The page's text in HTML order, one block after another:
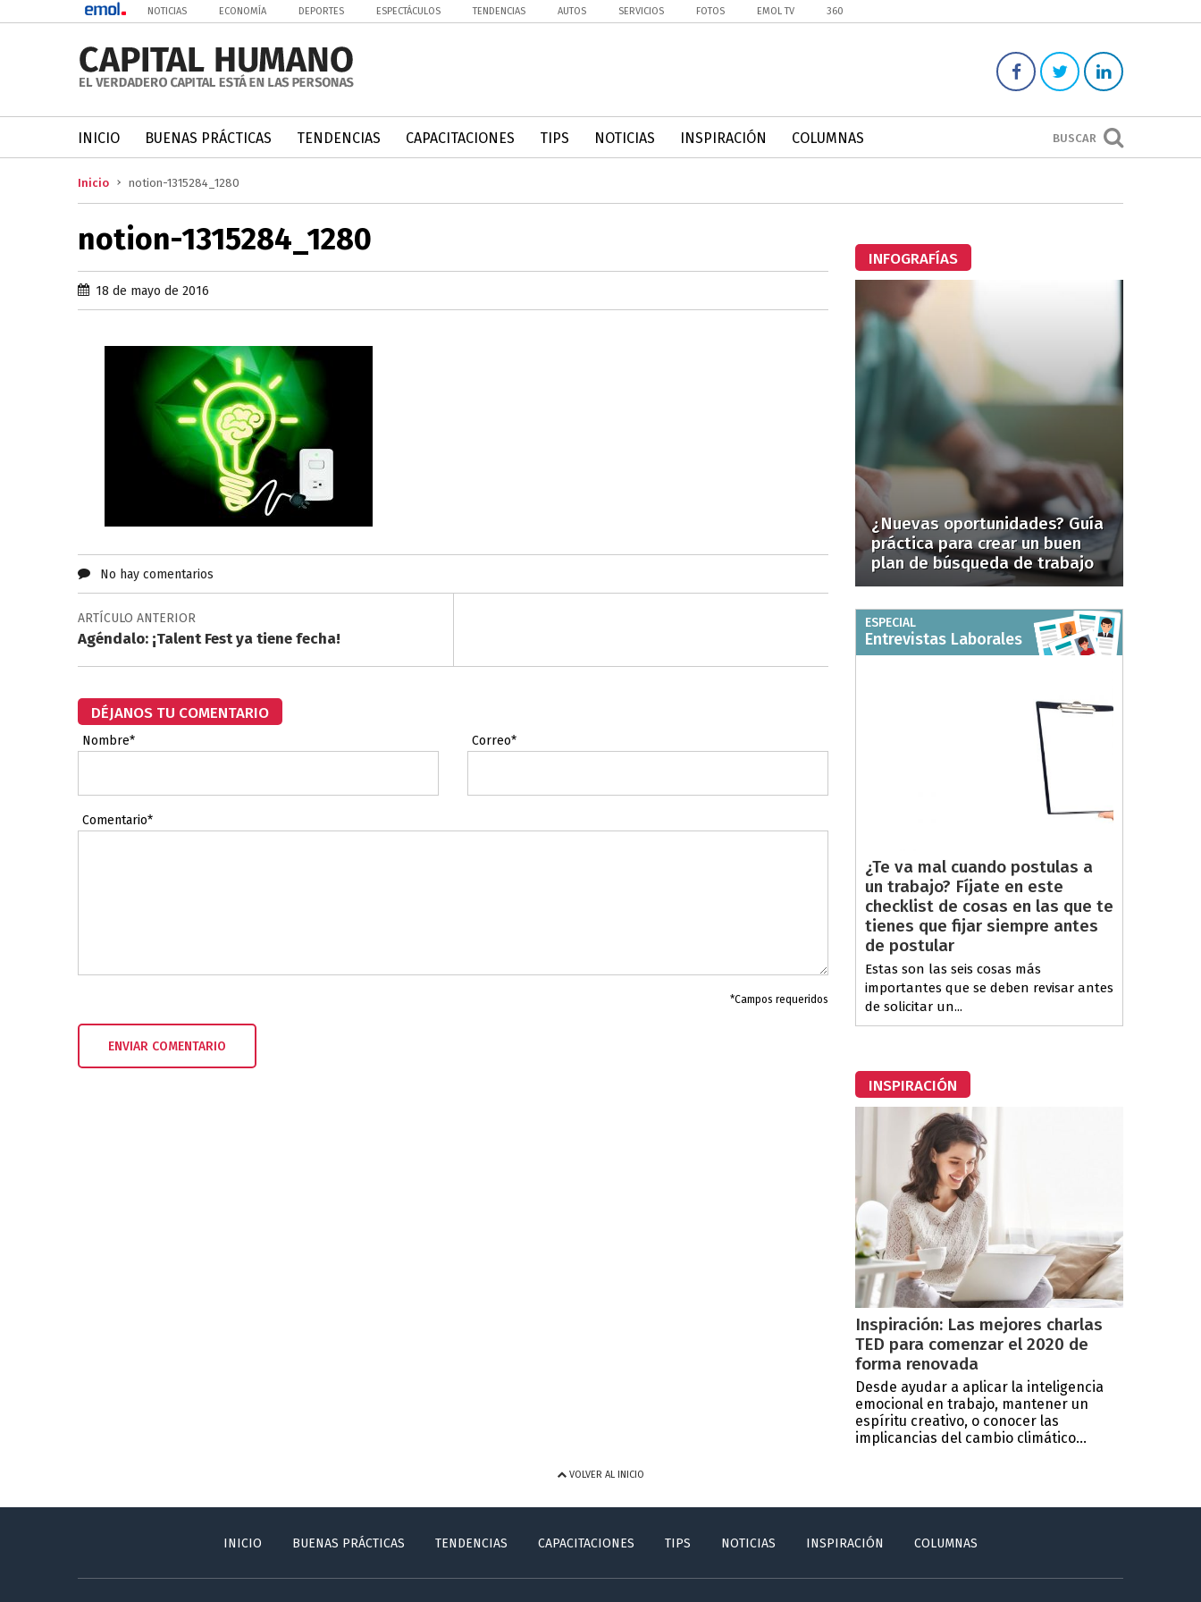
NOTICIAS ECONOMÍA DEPORTES ESPECTÁCULOS TENDENCIAS AUTOS SERVICIOS FOTOS EMOL TV 360
BUSCAR
INICIO BUENAS PRÁCTICAS TENDENCIAS CAPACITACIONES TIPS NOTICIAS INSPIRACIÓN COLUMNAS
Inicio notion-1315284_1280
notion-1315284_1280
18 de mayo de 2016
No hay comentarios
ARTÍCULO ANTERIOR
Agéndalo: ¡Talent Fest ya tiene fecha!
DÉJANOS TU COMENTARIO
Nombre* Correo*
Comentario*
*Campos requeridos
INFOGRAFÍAS
¿Nuevas oportunidades? Guía
práctica para crear un buen
plan de búsqueda de trabajo
ESPECIAL
Entrevistas Laborales
¿Te va mal cuando postulas a
un trabajo? Fíjate en este
checklist de cosas en las que te
tienes que fijar siempre antes
de postular
Estas son las seis cosas más
importantes que se deben revisar antes
de solicitar un...
INSPIRACIÓN
Inspiración: Las mejores charlas
TED para comenzar el 2020 de
forma renovada
Desde ayudar a aplicar la inteligencia
emocional en trabajo, mantener un
espíritu creativo, o conocer las
implicancias del cambio climático...
VOLVER AL INICIO
INICIO BUENAS PRÁCTICAS TENDENCIAS CAPACITACIONES TIPS NOTICIAS INSPIRACIÓN COLUMNAS